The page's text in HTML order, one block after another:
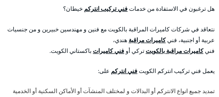
هل ترغبون في الاستفادة من خدماتفني تركيب انتركمخيطان؟
نتعاقد في شركات كاميرات المراقبة بالكويت مع فنين و مهندسين خبيرين و من جنسيات
عربية أو اجنبية، فنيكاميرات مراقبة هندي،
فنيكاميرات مراقبة بالكويتتركي أو فني كاميراتباكستاني الكويت.
يعمل فني تركيب انتركم الكويتفني انتركم على:
تمديد جميع انواع الانتركم أو البدالات و لمختلف المنشآت أو الأماكن السكنية أو الخدمية